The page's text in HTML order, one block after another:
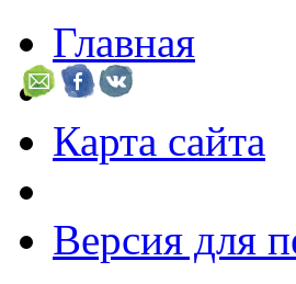
Главная
Карта сайта
Версия для